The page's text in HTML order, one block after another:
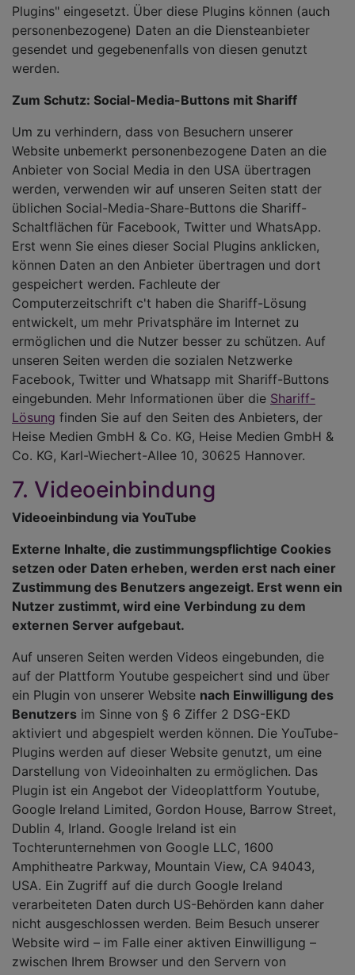
Plugins" eingesetzt. Über diese Plugins können (auch
personenbezogene) Daten an die Diensteanbieter
gesendet und gegebenenfalls von diesen genutzt
werden.
Zum Schutz: Social-Media-Buttons mit Shariff
Um zu verhindern, dass von Besuchern unserer
Website unbemerkt personenbezogene Daten an die
Anbieter von Social Media in den USA übertragen
werden, verwenden wir auf unseren Seiten statt der
üblichen Social-Media-Share-Buttons die Shariff-
Schaltflächen für Facebook, Twitter und WhatsApp.
Erst wenn Sie eines dieser Social Plugins anklicken,
können Daten an den Anbieter übertragen und dort
gespeichert werden. Fachleute der
Computerzeitschrift c't haben die Shariff-Lösung
entwickelt, um mehr Privatsphäre im Internet zu
ermöglichen und die Nutzer besser zu schützen. Auf
unseren Seiten werden die sozialen Netzwerke
Facebook, Twitter und Whatsapp mit Shariff-Buttons
eingebunden. Mehr Informationen über die Shariff-
Lösung finden Sie auf den Seiten des Anbieters, der
Heise Medien GmbH & Co. KG, Heise Medien GmbH &
Co. KG, Karl-Wiechert-Allee 10, 30625 Hannover.
7. Videoeinbindung
Videoeinbindung via YouTube
Externe Inhalte, die zustimmungspflichtige Cookies
setzen oder Daten erheben, werden erst nach einer
Zustimmung des Benutzers angezeigt. Erst wenn ein
Nutzer zustimmt, wird eine Verbindung zu dem
externen Server aufgebaut.
Auf unseren Seiten werden Videos eingebunden, die
auf der Plattform Youtube gespeichert sind und über
ein Plugin von unserer Website nach Einwilligung des
Benutzers im Sinne von § 6 Ziffer 2 DSG-EKD
aktiviert und abgespielt werden können. Die YouTube-
Plugins werden auf dieser Website genutzt, um eine
Darstellung von Videoinhalten zu ermöglichen. Das
Plugin ist ein Angebot der Videoplattform Youtube,
Google Ireland Limited, Gordon House, Barrow Street,
Dublin 4, Irland. Google Ireland ist ein
Tochterunternehmen von Google LLC, 1600
Amphitheatre Parkway, Mountain View, CA 94043,
USA. Ein Zugriff auf die durch Google Ireland
verarbeiteten Daten durch US-Behörden kann daher
nicht ausgeschlossen werden. Beim Besuch unserer
Website wird – im Falle einer aktiven Einwilligung –
zwischen Ihrem Browser und den Servern von